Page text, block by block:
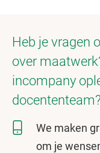
Heb je vragen
over
incompany
docententeam?
We maken
om je